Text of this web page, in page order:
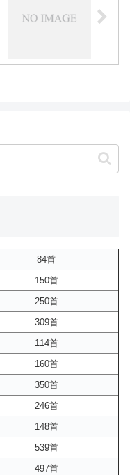
84首
150首
250首
309首
114首
160首
350首
246首
148首
539首
497首